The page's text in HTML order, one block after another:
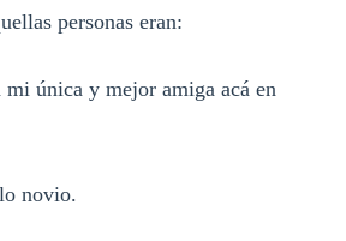
personas eran:
mi única y mejor amiga acá en
novio.